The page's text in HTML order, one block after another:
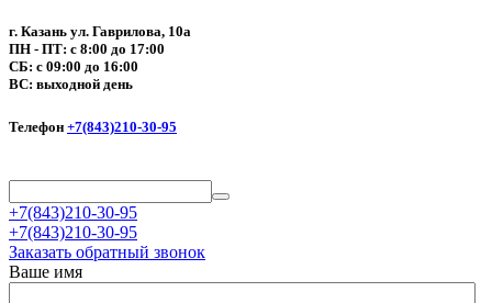
г. Казань ул. Гаврилова, 10а
ПН - ПТ: с 8:00 до 17:00
СБ: с 09:00 до 16:00
ВС: выходной день
Телефон +7(843)210-30-95
+7(843)210-30-95
+7(843)210-30-95
Заказать обратный звонок
Ваше имя